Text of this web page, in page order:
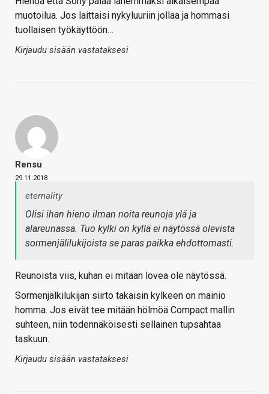
muotoilua. Jos laittaisi nykyluuriin jollaa ja hommasi
tuollaisen työkäyttöön…
Kirjaudu sisään vastataksesi
Rensu
29.11.2018
eternality
Olisi ihan hieno ilman noita reunoja ylä ja
alareunassa. Tuo kylki on kyllä ei näytössä olevista
sormenjälilukijoista se paras paikka ehdottomasti.
Reunoista viis, kuhan ei mitään lovea ole näytössä.
Sormenjälkilukijan siirto takaisin kylkeen on mainio
homma. Jos eivät tee mitään hölmöä Compact mallin
suhteen, niin todennäköisesti sellainen tupsahtaa
taskuun.
Kirjaudu sisään vastataksesi